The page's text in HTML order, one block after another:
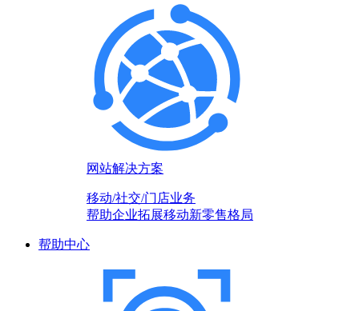
网站解决方案
移动/社交/门店业务
帮助企业拓展移动新零售格局
帮助中心